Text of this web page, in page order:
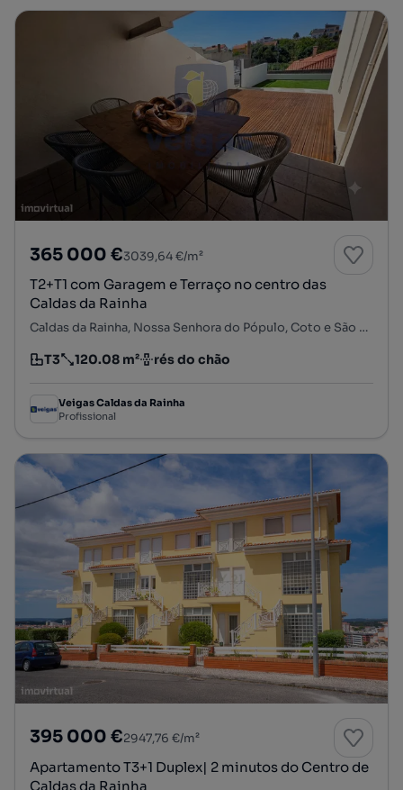
365 000 €3039,64 €/m²
T2+T1 com Garagem e Terraço no centro das
Caldas da Rainha
Caldas da Rainha, Nossa Senhora do Pópulo, Coto e São Gregório, Caldas da Rainha, Leiria
Tipologia
T3
Preço por metro quadrado
120.08 m²
Andar rés do chão
Veigas Caldas da Rainha
Profissional
395 000 €2947,76 €/m²
Apartamento T3+1 Duplex| 2 minutos do Centro de
Caldas da Rainha